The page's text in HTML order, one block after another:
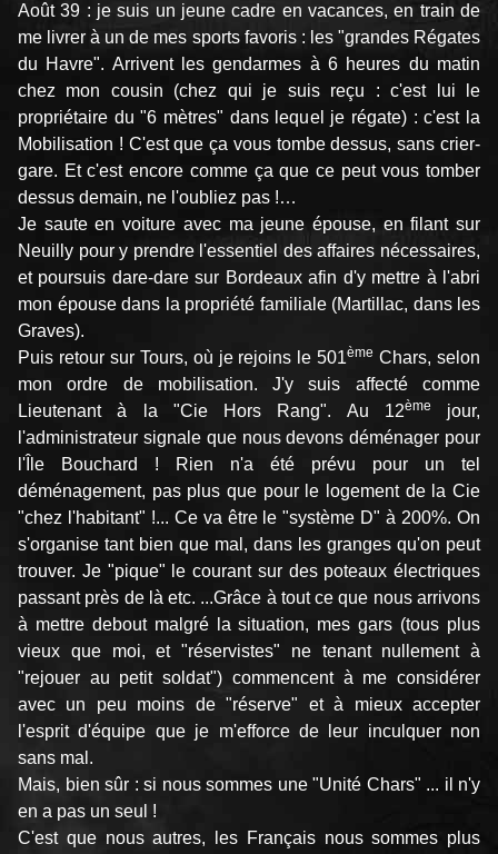
Août 39 : je suis un jeune cadre en vacances, en train de
me livrer à un de mes sports favoris : les "grandes Régates
du Havre". Arrivent les gendarmes à 6 heures du matin
chez mon cousin (chez qui je suis reçu : c'est lui le
propriétaire du "6 mètres" dans lequel je régate) : c'est la
Mobilisation ! C'est que ça vous tombe dessus, sans crier-
gare. Et c'est encore comme ça que ce peut vous tomber
dessus demain, ne l'oubliez pas !…
Je saute en voiture avec ma jeune épouse, en filant sur
Neuilly pour y prendre l'essentiel des affaires nécessaires,
et poursuis dare-dare sur Bordeaux afin d'y mettre à l'abri
mon épouse dans la propriété familiale (Martillac, dans les
Graves).
Puis retour sur Tours, où je rejoins le 501ème Chars, selon
mon ordre de mobilisation. J'y suis affecté comme
Lieutenant à la "Cie Hors Rang". Au 12ème
jour,
l'administrateur signale que nous devons déménager pour
l'Île Bouchard ! Rien n'a été prévu pour un tel
déménagement, pas plus que pour le logement de la Cie
"chez l'habitant" !... Ce va être le "système D" à 200%. On
s'organise tant bien que mal, dans les granges qu'on peut
trouver. Je "pique" le courant sur des poteaux électriques
passant près de là etc. ...Grâce à tout ce que nous arrivons
à mettre debout malgré la situation, mes gars (tous plus
vieux que moi, et "réservistes" ne tenant nullement à
"rejouer au petit soldat") commencent à me considérer
avec un peu moins de "réserve" et à mieux accepter
l'esprit d'équipe que je m'efforce de leur inculquer non
sans mal.
Mais, bien sûr : si nous sommes une "Unité Chars" ... il n'y
en a pas un seul !
C'est que nous autres, les Français nous sommes plus